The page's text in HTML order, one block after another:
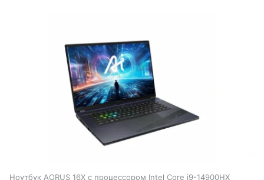
Ноутбук AORUS 16X с процессором Intel Core i9-14900HX